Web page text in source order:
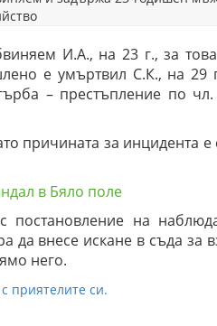
И.А., на 23 г., за
е умъртвил С.К., на 29
– престъпление по
причината за инцидента е
в Бяло поле
на
да внесе искане в съда за
него.
приятелите си.